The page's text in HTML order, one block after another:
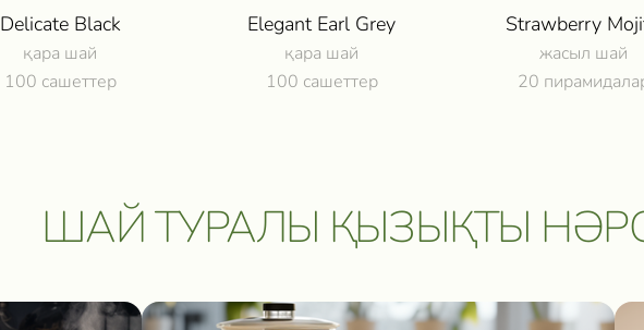
Delicate Black
қара шай
100 сашеттер
Elegant Earl Grey
қара шай
100 сашеттер
Strawberry
жасыл шай
20
ШАЙ ТУРАЛЫ ҚЫЗЫҚТЫ